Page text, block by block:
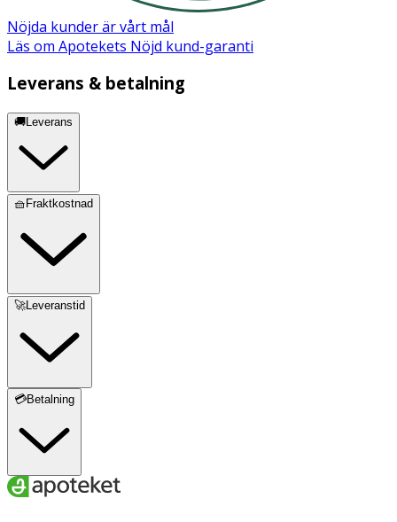
Nöjda kunder är vårt mål
Läs om Apotekets Nöjd kund-garanti
Leverans & betalning
🚚Leverans
🧺Fraktkostnad
🚀Leveranstid
💳Betalning